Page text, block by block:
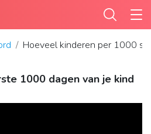
Hoeveel kinderen per 1000
1000 dagen van je kind